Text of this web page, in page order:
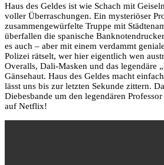
Haus des Geldes ist wie Schach mit
voller Überraschungen. Ein mysteriöser
zusammengewürfelte Truppe mit
überfallen die spanische
es auch – aber mit einem verdammt
Polizei rätselt, wer hier eigentlich wen
Overalls, Dali-Masken und das legendäre
Gänsehaut. Haus des Geldes macht
lässt uns bis zur letzten Sekunde zittern.
Diebesbande um den legendären
auf Netflix!